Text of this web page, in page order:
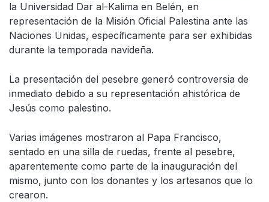
la Universidad Dar al-Kalima en Belén, en
representación de la Misión Oficial Palestina ante las
Naciones Unidas, específicamente para ser exhibidas
durante la temporada navideña.
La presentación del pesebre generó controversia de
inmediato debido a su representación ahistórica de
Jesús como palestino.
Varias imágenes mostraron al Papa Francisco,
sentado en una silla de ruedas, frente al pesebre,
aparentemente como parte de la inauguración del
mismo, junto con los donantes y los artesanos que lo
crearon.